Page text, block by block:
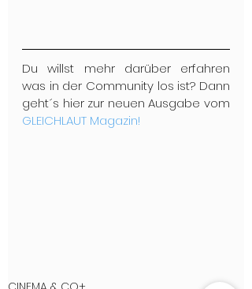
Du willst mehr darüber erfahren
was in der Community los ist? Dann
GLEICHLAUT Magazin!